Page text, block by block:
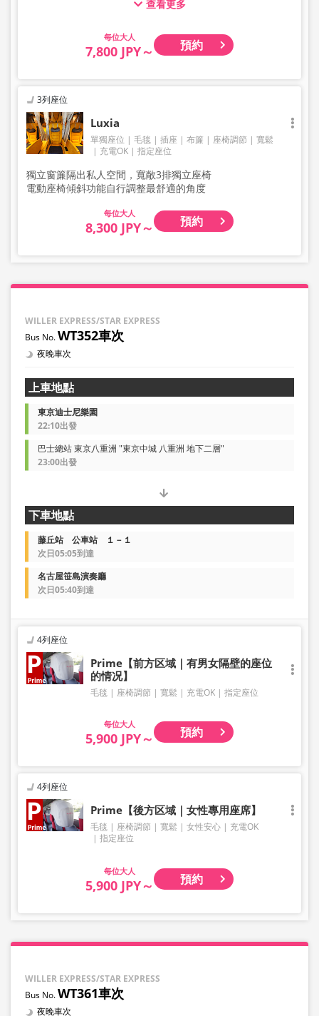
※【座位07C】因距離緊急逃生口較近，座椅傾斜角度較為
查看更多
大人
7,800 JPY～ 預約
3列座位
Luxia
單獨座位 毛毯 插座 布簾 座椅調節
寬鬆
充電OK
指定座位
獨立窗簾隔出私人空間，寬敞3排獨立座椅
電動座椅傾斜功能自行調整最舒適的角度
大人
8,300 JPY～ 預約
WILLER EXPRESS/STAR EXPRESS
WT352車次
夜晚車次
上車地點
東京迪士尼樂園
22:10出發
巴士總站 東京八重洲 "東京中城 八重洲 地下二層"
23:00出發
下車地點
藤丘站 公車站 １－１
次日05:05到達
名古屋笹島演奏廳
次日05:40到達
4列座位
Prime【前方区域｜有男女隔壁的座位
的情况】
毛毯 座椅調節 寬鬆 充電OK 指定座位
大人
5,900 JPY～ 預約
4列座位
Prime【後方区域｜女性專用座席】
毛毯 座椅調節 寬鬆 女性安心
充電OK
指定座位
大人
5,900 JPY～ 預約
WILLER EXPRESS/STAR EXPRESS
WT361車次
夜晚車次